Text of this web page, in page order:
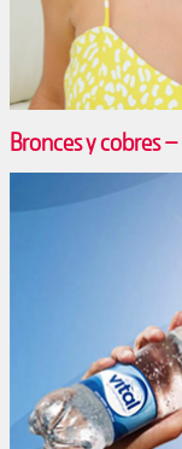
Bronces y cobres